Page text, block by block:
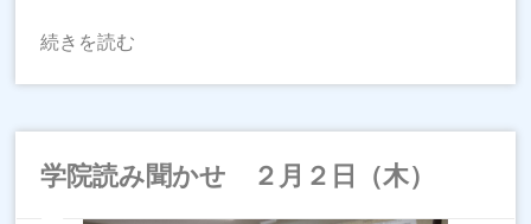
続きを読む
学院読み聞かせ ２月２日（木）